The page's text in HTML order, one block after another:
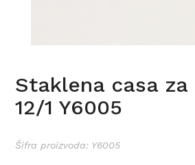
Staklena casa za
12/1 Y6005
Šifra proizvoda: Y6005